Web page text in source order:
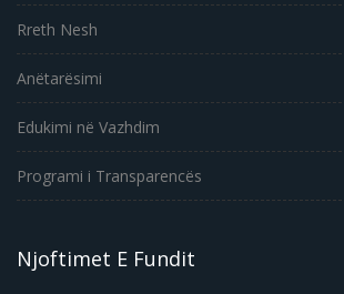
Rreth Nesh
Anëtarësimi
Edukimi në Vazhdim
Programi i Transparencës
Njoftimet E Fundit